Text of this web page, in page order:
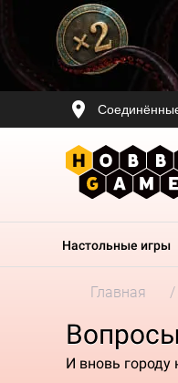
Настольные игры
Главная
И вновь